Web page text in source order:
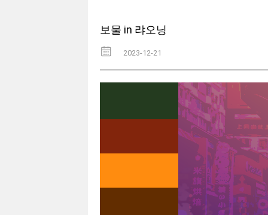
보물 in 랴오닝
2023-12-21